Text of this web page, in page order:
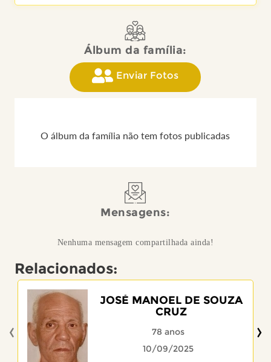
Álbum da família:
Enviar Fotos
O álbum da família não tem fotos publicadas
Mensagens:
Nenhuma mensagem compartilhada ainda!
Relacionados:
JOSÉ MANOEL DE SOUZA
CRUZ
78 anos
10/09/2025
‹ ›